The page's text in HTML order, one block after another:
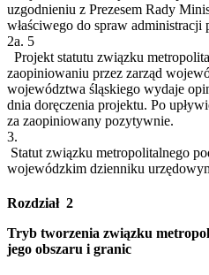
uzgodnieniu z Prezesem Rady
właściwego do spraw administracji
2a. 5
Projekt statutu związku
zaopiniowaniu przez zarząd
województwa śląskiego wydaje
dnia doręczenia projektu. Po
za zaopiniowany pozytywnie.
3.
Statut związku metropolitalnego
wojewódzkim dzienniku
Rozdział 2
Tryb tworzenia związku
jego obszaru i granic